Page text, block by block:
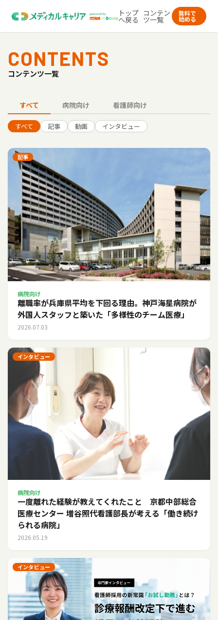
トップ
へ戻る
コンテン
ツ一覧
無料で
始める
CONTENTS
コンテンツ一覧
すべて 病院向け 看護師向け
すべて 記事 動画 インタビュー
記事
病院向け
離職率が兵庫県平均を下回る理由。神戸海星病院が
外国人スタッフと築いた「多様性のチーム医療」
2026.07.03
インタビュー
病院向け
一度離れた経験が教えてくれたこと 京都中部総合
医療センター 増谷照代看護部長が考える「働き続け
られる病院」
2026.05.19
インタビュー